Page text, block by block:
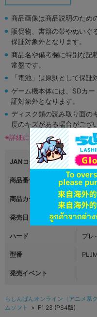
商品画像は商品説明のため
販促物、書籍の帯やぬいぐ
保証対象外となります。
商品名や備考欄に特別な記
常盤です。
「電池」は原則として保証
ゲーム機本体には、SDカ
証対象外となります。
ディスク類の読み取り面の
度のキズがある場合がござ
※詳細につきましてはコチラ
JANコード
商品番号
商品カテゴリ ゲー
発売日
ハード プレ
型番
発売イベント
らしんばんオンライン（アニメ系
ムソフト
> F1 23 (PS4版)